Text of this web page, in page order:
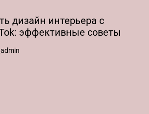
дизайн интерьера с
эффективные советы
admin